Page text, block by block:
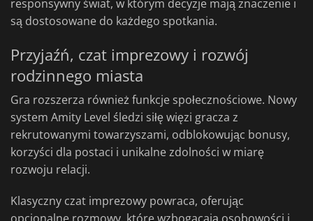
responsywny świat, w którym decyzje mają znaczenie i
są dostosowane do każdego spotkania.
Przyjaźń, czat imprezowy i rozwój
rodzinnego miasta
Gra rozszerza również funkcje społecznościowe. Nowy
system Amity Level śledzi siłę więzi gracza z
rekrutowanymi towarzyszami, odblokowując bonusy,
korzyści dla postaci i unikalne zdolności w miarę
rozwoju relacji.
Klasyczny czat imprezowy powraca, oferując